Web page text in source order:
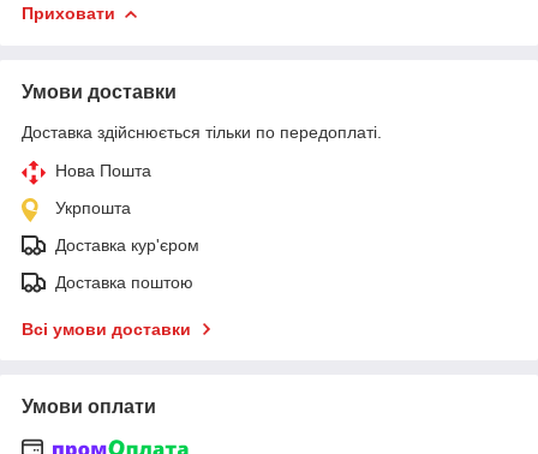
Приховати
Умови доставки
Доставка здійснюється тільки по передоплаті.
Нова Пошта
Укрпошта
Доставка кур'єром
Доставка поштою
Всі умови доставки
Умови оплати